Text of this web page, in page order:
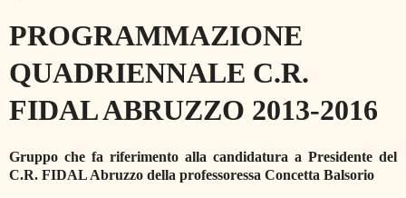
PROGRAMMAZIONE
QUADRIENNALE C.R.
FIDAL ABRUZZO 2013-2016
Gruppo che fa riferimento alla candidatura a Presidente del
C.R. FIDAL Abruzzo della professoressa Concetta Balsorio